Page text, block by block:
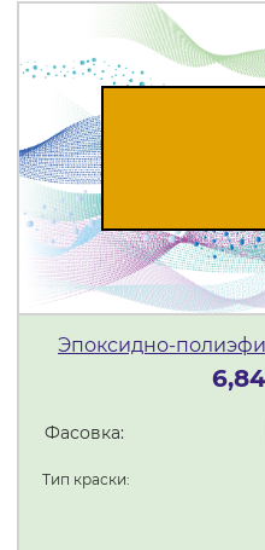
Эпоксидно-
Фасовка:
Тип краски: